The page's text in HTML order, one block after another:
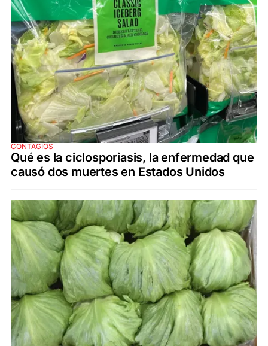
CONTAGIOS
Qué es la ciclosporiasis, la enfermedad que
causó dos muertes en Estados Unidos